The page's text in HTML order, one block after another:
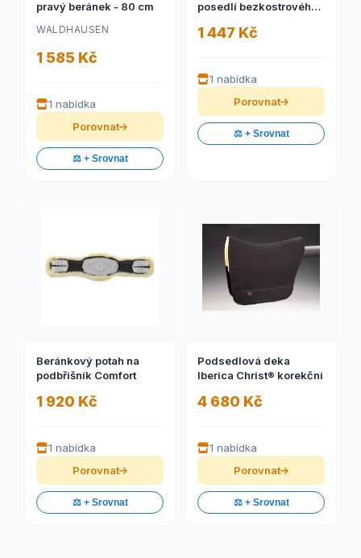
pravý beránek - 80 cm
WALDHAUSEN
1 585 Kč
1 nabídka
Porovnat
⚖️ + Srovnat
posedlí bezkostrového
1 447 Kč
1 nabídka
Porovnat
⚖️ + Srovnat
Beránkový potah na
podbřišník Comfort
1 920 Kč
1 nabídka
Porovnat
⚖️ + Srovnat
Podsedlová deka
Iberica Christ® korekční
4 680 Kč
1 nabídka
Porovnat
⚖️ + Srovnat